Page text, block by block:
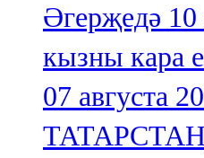
Әгерҗедә
кызны кара
07 августа